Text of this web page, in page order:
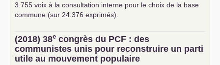
3.755 voix à la consultation interne pour le choix de la base
commune (sur 24.376 exprimés).
(2018) 38e congrès du PCF : des
communistes unis pour reconstruire un parti
utile au mouvement populaire